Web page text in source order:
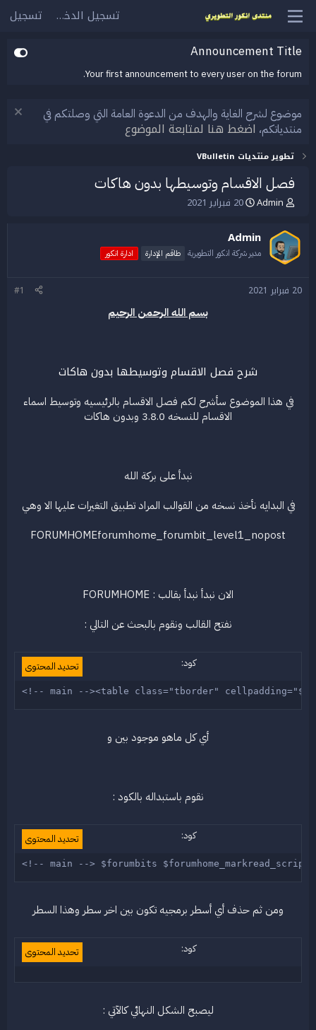
تسجيل الدخول تسجيل
Announcement Title
Your first announcement to every user on the forum.
موضوع لشرح الغاية والهدف من الدعوة العامة التي وصلتكم في
منتدياتكم، اضغط هنا لمتابعة الموضوع
تطوير منتديات VBulletin
فصل الاقسام وتوسيطها بدون هاكات
ب
د
ئ
ا
ل
و
Admin
ت
ي
خ
20 فبراير 2021
Admin
مدير شركة انكور التطويرية طاقم الإدارة ادارة انكور
20 فبراير 2021
#1
بسم الله الرحمن الرحيم
شرح فصل الاقسام وتوسيطها بدون هاكات
في هذا الموضوع سأشرح لكم فصل الاقسام بالرئيسيه وتوسيط اسماء
الاقسام للنسخه 3.8.0 وبدون هاكات
نبدأ على بركة الله
في البدايه نأخذ نسخه من القوالب المراد تطبيق التغيرات عليها الا وهي
FORUMHOMEforumhome_forumbit_level1_nopost
الان نبدأ نبدأ بقالب : FORUMHOME
نفتح القالب ونقوم بالبحث عن التالي :
تحديد المحتوى كود:
<!-- main --><table class="tborder"
أي كل ماهو موجود بين و
نقوم باستبداله بالكود :
تحديد المحتوى كود:
<!-- main --> $forumbits
ومن ثم حذف أي أسطر برمجيه تكون بين اخر سطر وهذا السطر
تحديد المحتوى كود:
ليصبح الشكل النهائي كالآتي :